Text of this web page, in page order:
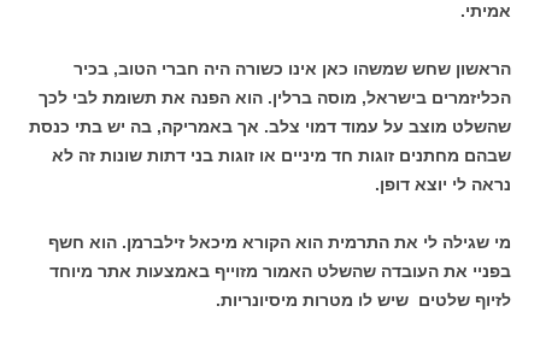
אמיתי.
הראשון שחש שמשהו כאן אינו כשורה היה חברי הטוב, בכיר
הכליזמרים בישראל, מוסה ברלין. הוא הפנה את תשומת לבי לכך
שהשלט מוצב על עמוד דמוי צלב. אך באמריקה, בה יש בתי כנסת
שבהם מחתנים זוגות חד מיניים או זוגות בני דתות שונות זה לא
נראה לי יוצא דופן.
מי שגילה לי את התרמית הוא הקורא מיכאל זילברמן. הוא חשף
בפניי את העובדה שהשלט האמור מזוייף באמצעות אתר מיוחד
לזיוף שלטים שיש לו מטרות מיסיונריות.